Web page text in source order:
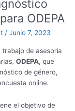
ODEPA
/ Junio 7, 2023
de asesoría
ODEPA, que
de género,
online.
el objetivo de